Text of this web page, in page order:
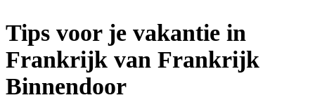
Tips voor je vakantie in
Frankrijk van Frankrijk
Binnendoor